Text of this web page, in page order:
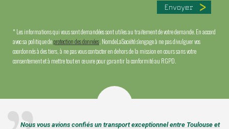
* Les informations qui vous sont demandées sont utiles au traitement de votre demande. En accord
avec sa politique deprotection des données , NomdeLaSociété s'engage à ne pas divulguer vos
coordonnés à des tiers, à ne pas vous contacter en dehors de la mission en cours sans votre
consentement et à mettre tout en œuvre pour garantir la conformité au RGPD.
Nous vous avions confiés un transport exceptionnel entre Toulouse et